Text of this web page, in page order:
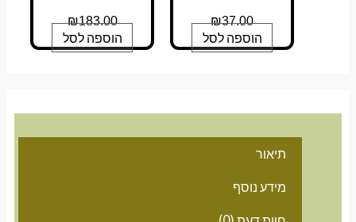
₪37.00
הוספה לסל
₪183.00
הוספה לסל
מידע נוסף